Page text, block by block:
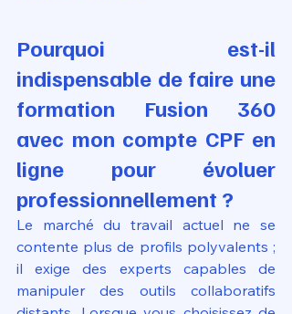
Pourquoi est-il
indispensable de faire une
formation Fusion 360
avec mon compte CPF en
ligne pour évoluer
professionnellement ?
Le marché du travail actuel ne se
contente plus de profils polyvalents ;
il exige des experts capables de
manipuler des outils collaboratifs